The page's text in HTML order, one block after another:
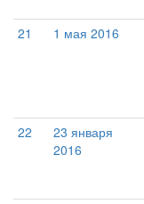
21 1 мая 2016
22
23 января
2016